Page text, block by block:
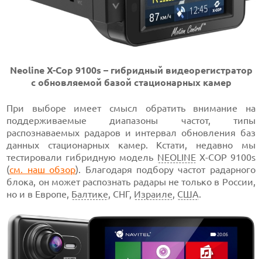
Neoline X-Cop 9100s – гибридный видеорегистратор
с обновляемой базой стационарных камер
При выборе имеет смысл обратить внимание на
поддерживаемые диапазоны частот, типы
распознаваемых радаров и интервал обновления баз
данных стационарных камер. Кстати, недавно мы
тестировали гибридную модель NEOLINE X-COP 9100s
(см. наш обзор). Благодаря подбору частот радарного
блока, он может распознать радары не только в России,
но и в Европе, Балтике, СНГ, Израиле, США.